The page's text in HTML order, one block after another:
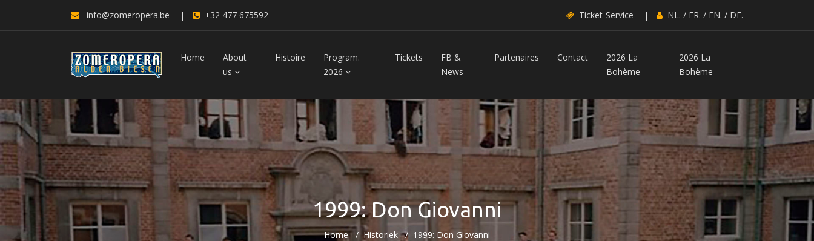
info@zomeropera.be | +32 477 675592 Ticket-Service | NL. / FR. / EN. / DE.
Home
About
us
Histoire
Program.
2026
Tickets
FB &
News
Partenaires Contact
2026 La
Bohème
2026 La
Bohème
1999: Don Giovanni
Home Historiek 1999: Don Giovanni